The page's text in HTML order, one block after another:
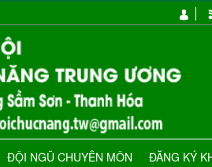
ĐỘI NGŨ CHUYÊN MÔN ĐĂNG KÝ